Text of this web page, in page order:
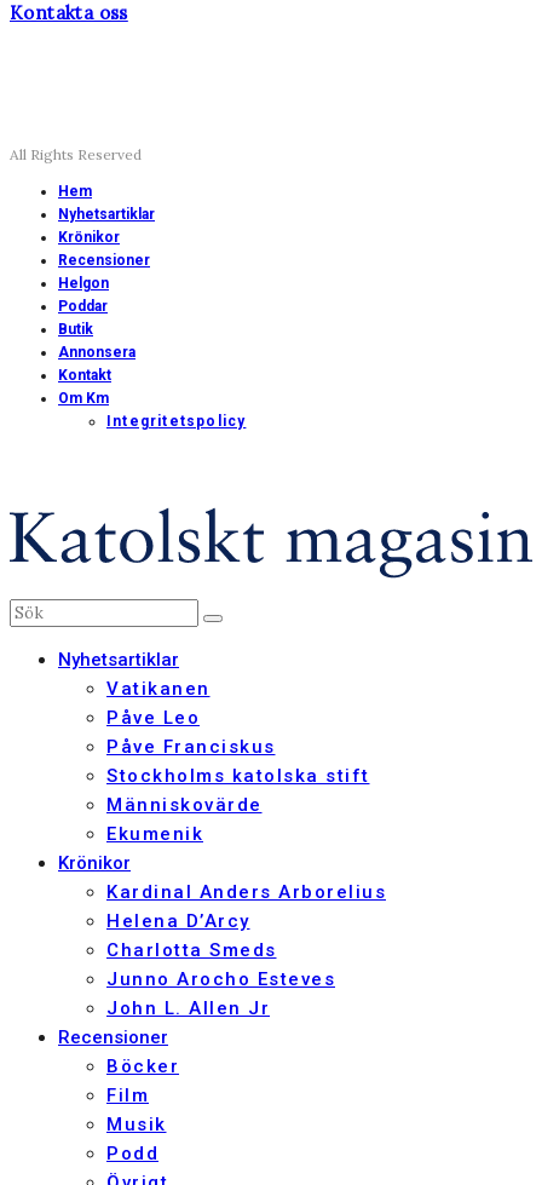
Kontakta oss
All Rights Reserved
Hem
Nyhetsartiklar
Krönikor
Recensioner
Helgon
Poddar
Butik
Annonsera
Kontakt
Om Km
Integritetspolicy
Nyhetsartiklar
Vatikanen
Påve Leo
Påve Franciskus
Stockholms katolska stift
Människovärde
Ekumenik
Krönikor
Kardinal Anders Arborelius
Helena D’Arcy
Charlotta Smeds
Junno Arocho Esteves
John L. Allen Jr
Recensioner
Böcker
Film
Musik
Podd